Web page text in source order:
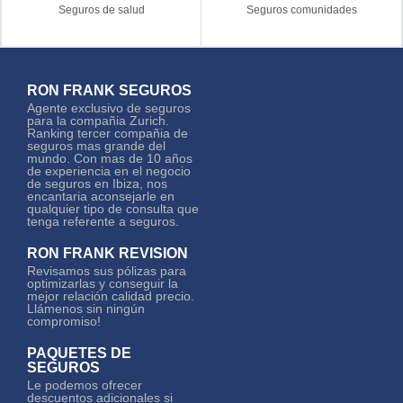
de siniestros, que me sirvió para ampliar mis
conocimientos profesionales en el mundo de
los Seguros.
A principios del 2012 me independice, gracias
a esta gran experiencia que adquirí durante
los últimos 8 años puedo decir que cuento
con las herramientas necesarias o suficientes
clientes.
Sé que con mi experiencia puedo realizar las
labores que usted y su negocio necesitan.
Entregar mis servicios de forma competente y
con excelencia, donde la retroalimentación de
conocimiento es clave, tanto de mi parte
como profesional y de usted que conoce
mejor que nadie su negocio.
Seguros de salud Seguros comunidades
RON FRANK SEGUROS
Agente exclusivo de seguros
para la compañia Zurich.
Ranking tercer compañia de
seguros mas grande del
mundo. Con mas de 10 años
de experiencia en el negocio
de seguros en Ibiza, nos
encantaria aconsejarle en
qualquier tipo de consulta que
tenga referente a seguros.
RON FRANK REVISION
Revisamos sus pólizas para
optimizarlas y conseguir la
mejor relación calidad precio.
Llámenos sin ningún
compromiso!
PAQUETES DE
SEGUROS
Le podemos ofrecer
descuentos adicionales si